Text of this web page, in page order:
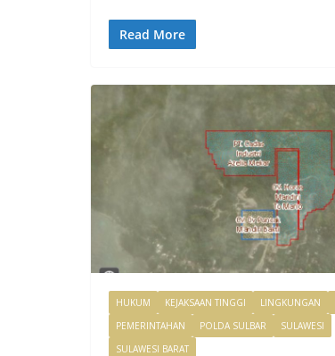
Read More
HUKUM KEJAKSAAN TINGGI LINGKUNGAN
PEMERINTAHAN
POLDA SULBAR
SULAWESI
SULAWESI BARAT